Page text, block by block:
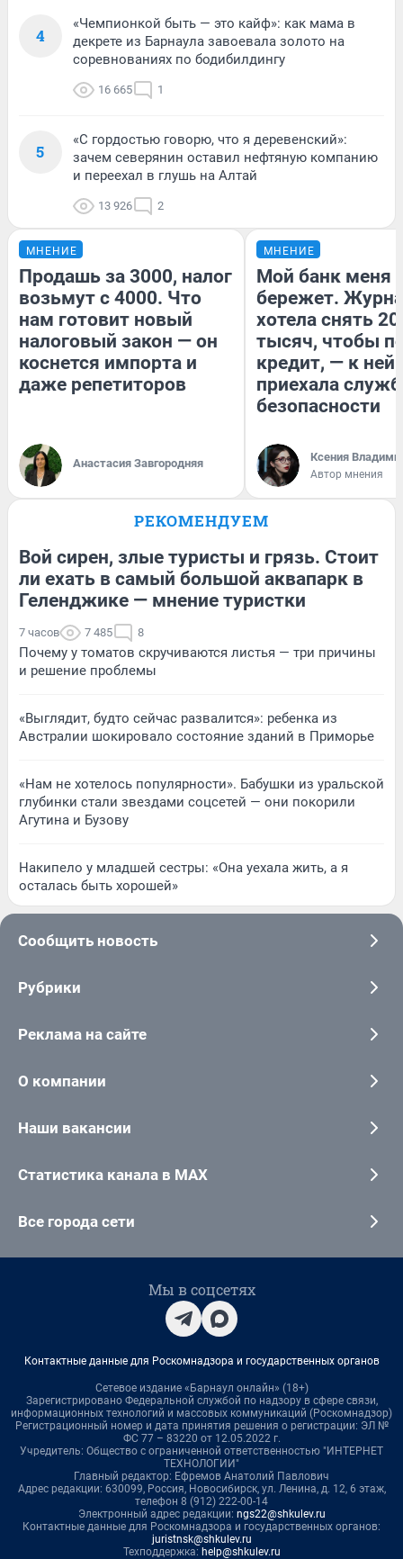
4
«Чемпионкой быть — это кайф»: как мама в
декрете из Барнаула завоевала золото на
соревнованиях по бодибилдингу
16 665 1
5
«С гордостью говорю, что я деревенский»:
зачем северянин оставил нефтяную компанию
и переехал в глушь на Алтай
13 926 2
МНЕНИЕ
Продашь за 3000, налог
возьмут с 4000. Что
нам готовит новый
налоговый закон — он
коснется импорта и
даже репетиторов
Анастасия Завгородняя
МНЕНИЕ
Мой банк меня
бережет.
хотела снять
тысяч, чтобы
кредит, — к
приехала
безопасности
Ксения
Автор мнения
РЕКОМЕНДУЕМ
Вой сирен, злые туристы и грязь. Стоит
ли ехать в самый большой аквапарк в
Геленджике — мнение туристки
7 часов 7 485 8
Почему у томатов скручиваются листья — три причины
и решение проблемы
«Выглядит, будто сейчас развалится»: ребенка из
Австралии шокировало состояние зданий в Приморье
«Нам не хотелось популярности». Бабушки из уральской
глубинки стали звездами соцсетей — они покорили
Агутина и Бузову
Накипело у младшей сестры: «Она уехала жить, а я
осталась быть хорошей»
Сообщить новость
Рубрики
Реклама на сайте
О компании
Наши вакансии
Статистика канала в MAX
Все города сети
Мы в соцсетях
Контактные данные для Роскомнадзора и государственных органов
Сетевое издание «Барнаул онлайн» (18+)
Зарегистрировано Федеральной службой по надзору в сфере связи,
информационных технологий и массовых коммуникаций (Роскомнадзор)
Регистрационный номер и дата принятия решения о регистрации: ЭЛ №
ФС 77 – 83220 от 12.05.2022 г.
Учредитель: Общество с ограниченной ответственностью "ИНТЕРНЕТ
ТЕХНОЛОГИИ"
Главный редактор: Ефремов Анатолий Павлович
Адрес редакции: 630099, Россия, Новосибирск, ул. Ленина, д. 12, 6 этаж,
телефон 8 (912) 222-00-14
Электронный адрес редакции: ngs22@shkulev.ru
Контактные данные для Роскомнадзора и государственных органов:
juristnsk@shkulev.ru
Техподдержка: help@shkulev.ru